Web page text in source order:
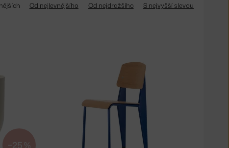
Od nejlevnějšího Od nejdražšího S nejvyšší slevou
−25 %